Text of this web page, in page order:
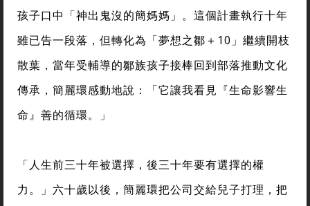
孩子口中「神出鬼沒的簡媽媽」。這個計畫執行十年
雖已告一段落，但轉化為「夢想之鄒＋10」繼續開枝
散葉，當年受輔導的鄒族孩子接棒回到部落推動文化
傳承，簡麗環感動地說：「它讓我看見『生命影響生
命』善的循環。」
「人生前三十年被選擇，後三十年要有選擇的權
力。」六十歲以後，簡麗環把公司交給兒子打理，把